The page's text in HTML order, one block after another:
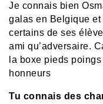
Je connais bien
galas en Belgique et
certains de ses
ami qu’adversaire.
la boxe pieds
honneurs
Tu connais des